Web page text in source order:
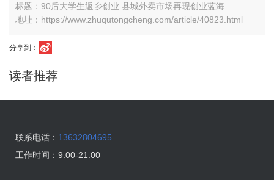
标题：90后大学生返乡创业 县城外卖市场再现创业蓝海
地址：https://www.zhuqutongcheng.com/article/40823.html
分享到：
读者推荐
联系电话： 13632804695
工作时间： 9:00-21:00